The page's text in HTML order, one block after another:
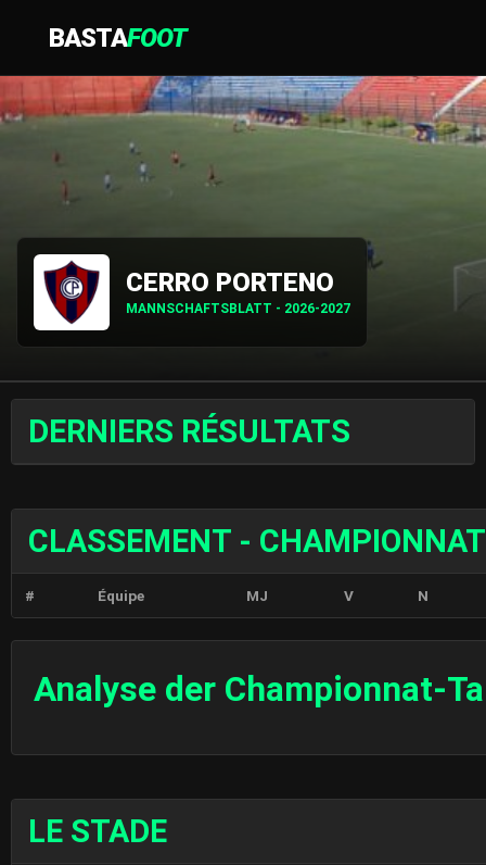
BASTAFOOT
CERRO PORTENO
MANNSCHAFTSBLATT - 2026-2027
DERNIERS RÉSULTATS
CLASSEMENT - CHAMPIONNAT
# Équipe MJ V N
Analyse der Championnat-
LE STADE